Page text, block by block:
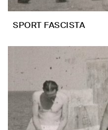
SPORT FASCISTA